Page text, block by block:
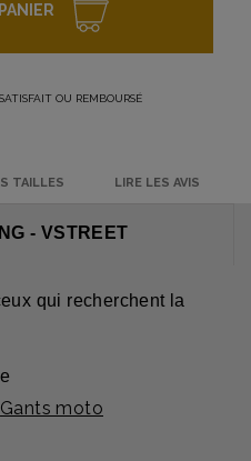
OU REMBOURSÉ
TAILLES LIRE LES AVIS
- VSTREET
qui recherchent la
Gants moto